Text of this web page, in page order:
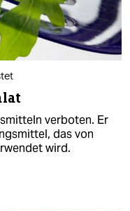
verboten. Er
das von
wird.